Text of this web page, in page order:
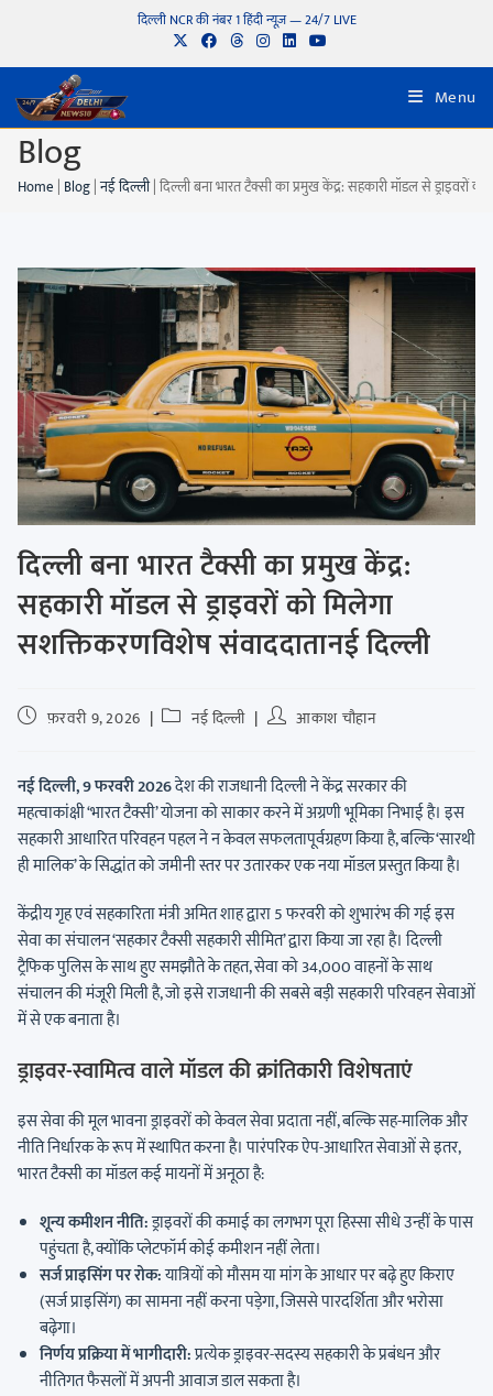
दिल्ली NCR की नंबर 1 हिंदी न्यूज़ — 24/7 LIVE
Menu
Blog
Home | Blog|नई दिल्ली|दिल्ली बना भारत टैक्सी का प्रमुख केंद्र: सहकारी मॉडल से ड्राइवरों
दिल्ली बना भारत टैक्सी का प्रमुख केंद्र:
सहकारी मॉडल से ड्राइवरों को मिलेगा
सशक्तिकरणविशेष संवाददातानई दिल्ली
फ़रवरी 9, 2026 नई दिल्ली आकाश चौहान
नई दिल्ली, 9 फरवरी 2026देश की राजधानी दिल्ली ने केंद्र सरकार की
महत्वाकांक्षी ‘भारत टैक्सी’ योजना को साकार करने में अग्रणी भूमिका निभाई है। इस
सहकारी आधारित परिवहन पहल ने न केवल सफलतापूर्वग्रहण किया है, बल्कि ‘सारथी
ही मालिक’ के सिद्धांत को जमीनी स्तर पर उतारकर एक नया मॉडल प्रस्तुत किया है।
केंद्रीय गृह एवं सहकारिता मंत्री अमित शाह द्वारा 5 फरवरी को शुभारंभ की गई इस
सेवा का संचालन ‘सहकार टैक्सी सहकारी सीमित’ द्वारा किया जा रहा है। दिल्ली
ट्रैफिक पुलिस के साथ हुए समझौते के तहत, सेवा को 34,000 वाहनों के साथ
संचालन की मंजूरी मिली है, जो इसे राजधानी की सबसे बड़ी सहकारी परिवहन सेवाओं
में से एक बनाता है।
ड्राइवर-स्वामित्व वाले मॉडल की क्रांतिकारी विशेषताएं
इस सेवा की मूल भावना ड्राइवरों को केवल सेवा प्रदाता नहीं, बल्कि सह-मालिक और
नीति निर्धारक के रूप में स्थापित करना है। पारंपरिक ऐप-आधारित सेवाओं से इतर,
भारत टैक्सी का मॉडल कई मायनों में अनूठा है:
शून्य कमीशन नीति:ड्राइवरों की कमाई का लगभग पूरा हिस्सा सीधे उन्हीं के पास
पहुंचता है, क्योंकि प्लेटफॉर्म कोई कमीशन नहीं लेता।
सर्ज प्राइसिंग पर रोक:यात्रियों को मौसम या मांग के आधार पर बढ़े हुए किराए
(सर्ज प्राइसिंग) का सामना नहीं करना पड़ेगा, जिससे पारदर्शिता और भरोसा
बढ़ेगा।
निर्णय प्रक्रिया में भागीदारी:प्रत्येक ड्राइवर-सदस्य सहकारी के प्रबंधन और
नीतिगत फैसलों में अपनी आवाज डाल सकता है।